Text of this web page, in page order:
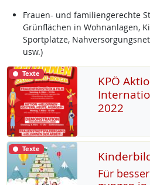
Frauen- und familiengerechte
Grünflächen in Wohnanlagen,
Sportplätze,
usw.)
Texte
KPÖ
2022
Texte
Für